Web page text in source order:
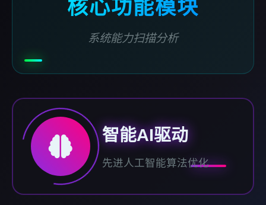
核心功能模块
系统能力扫描分析
智能AI驱动
先进人工智能算法优化